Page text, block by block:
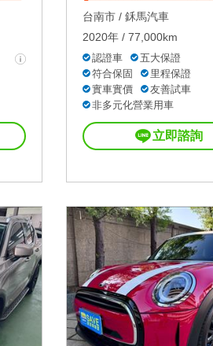
台南市 / 鉌馬汽車
2020年 / 77,000km
認證車
五大保證
符合保固
里程保證
實車實價
友善試車
非多元化營業用車
立即諮詢